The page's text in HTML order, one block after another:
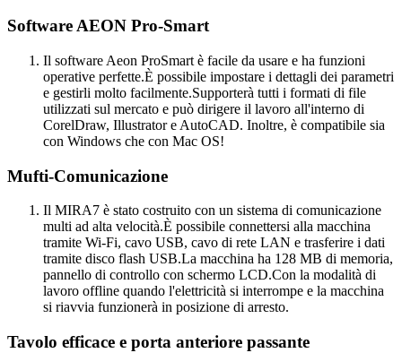
Software AEON Pro-Smart
Il software Aeon ProSmart è facile da usare e ha funzioni
operative perfette.È possibile impostare i dettagli dei parametri
e gestirli molto facilmente.Supporterà tutti i formati di file
utilizzati sul mercato e può dirigere il lavoro all'interno di
CorelDraw, Illustrator e AutoCAD. Inoltre, è compatibile sia
con Windows che con Mac OS!
Mufti-Comunicazione
Il MIRA7 è stato costruito con un sistema di comunicazione
multi ad alta velocità.È possibile connettersi alla macchina
tramite Wi-Fi, cavo USB, cavo di rete LAN e trasferire i dati
tramite disco flash USB.La macchina ha 128 MB di memoria,
pannello di controllo con schermo LCD.Con la modalità di
lavoro offline quando l'elettricità si interrompe e la macchina
si riavvia funzionerà in posizione di arresto.
Tavolo efficace e porta anteriore passante